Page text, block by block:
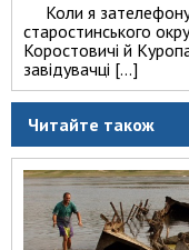
Коли я
старостинського
Коростовичі й
завідувачці […]
Читайте також